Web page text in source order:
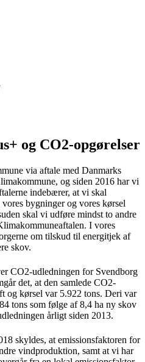
og CO2-opgørelser
via aftale med Danmarks
og siden 2016 har vi
indebærer, at vi skal
bygninger og vores kørsel
skal vi udføre mindst to andre
I vores
om tilskud til energitjek af
skov.
CO2-udledningen for Svendborg
det, at den samlede CO2-
og kørsel var 5.922 tons. Deri var
tons som følge af 8,4 ha ny skov
årligt siden 2013.
skyldes, at emissionsfaktoren for
vindproduktion, samt at vi har